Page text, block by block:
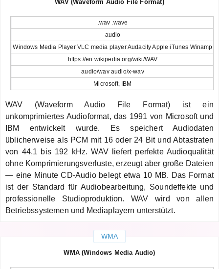
WAV (Waveform Audio File Format)
.wav .wave
audio
Windows Media Player VLC media player Audacity Apple iTunes Winamp
https://en.wikipedia.org/wiki/WAV
audio/wav audio/x-wav
Microsoft, IBM
WAV (Waveform Audio File Format) ist ein
unkomprimiertes Audioformat, das 1991 von Microsoft und
IBM entwickelt wurde. Es speichert Audiodaten
üblicherweise als PCM mit 16 oder 24 Bit und Abtastraten
von 44,1 bis 192 kHz. WAV liefert perfekte Audioqualität
ohne Komprimierungsverluste, erzeugt aber große Dateien
— eine Minute CD-Audio belegt etwa 10 MB. Das Format
ist der Standard für Audiobearbeitung, Soundeffekte und
professionelle Studioproduktion. WAV wird von allen
Betriebssystemen und Mediaplayern unterstützt.
WMA
WMA (Windows Media Audio)